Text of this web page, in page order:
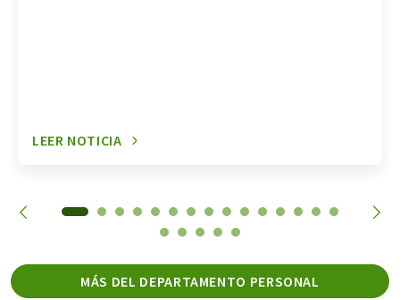
LEER NOTICIA
MÁS DEL DEPARTAMENTO PERSONAL